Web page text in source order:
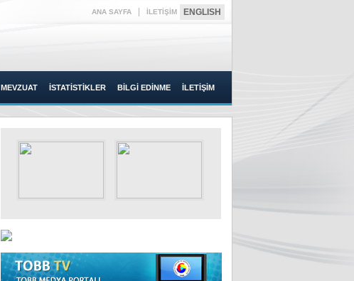
ANA SAYFA İLETİŞİM ENGLISH
MEVZUAT İSTATİSTİKLER BİLGİ EDİNME İLETİŞİM